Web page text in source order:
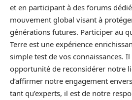
et en participant à des forums
mouvement global visant à
générations futures. Participer au
Terre est une expérience
simple test de vos connaissances.
opportunité de reconsidérer notre
d’affirmer notre engagement
tant qu’experts, il est de notre